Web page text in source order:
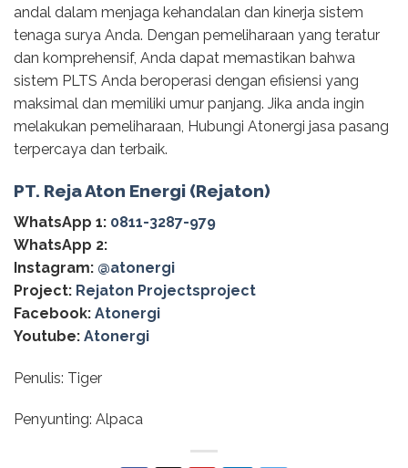
andal dalam menjaga kehandalan dan kinerja sistem
tenaga surya Anda. Dengan pemeliharaan yang teratur
dan komprehensif, Anda dapat memastikan bahwa
sistem PLTS Anda beroperasi dengan efisiensi yang
maksimal dan memiliki umur panjang. Jika anda ingin
melakukan pemeliharaan, Hubungi Atonergi jasa pasang
terpercaya dan terbaik.
PT. Reja Aton Energi (Rejaton)
WhatsApp 1: 0811-3287-979
WhatsApp 2:
Instagram: @‌atonergi
Project: Rejaton Projectsproject
Facebook: Atonergi
Youtube: Atonergi
Penulis: Tiger
Penyunting: Alpaca